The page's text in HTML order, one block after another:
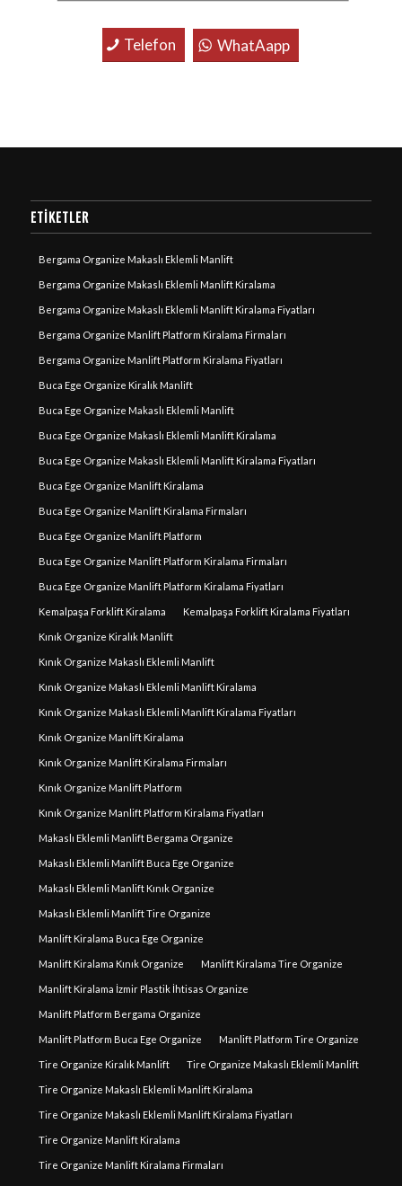
Telefon WhatAapp
ETIKETLER
Bergama Organize Makaslı Eklemli Manlift
Bergama Organize Makaslı Eklemli Manlift Kiralama
Bergama Organize Makaslı Eklemli Manlift Kiralama Fiyatları
Bergama Organize Manlift Platform Kiralama Firmaları
Bergama Organize Manlift Platform Kiralama Fiyatları
Buca Ege Organize Kiralık Manlift
Buca Ege Organize Makaslı Eklemli Manlift
Buca Ege Organize Makaslı Eklemli Manlift Kiralama
Buca Ege Organize Makaslı Eklemli Manlift Kiralama Fiyatları
Buca Ege Organize Manlift Kiralama
Buca Ege Organize Manlift Kiralama Firmaları
Buca Ege Organize Manlift Platform
Buca Ege Organize Manlift Platform Kiralama Firmaları
Buca Ege Organize Manlift Platform Kiralama Fiyatları
Kemalpaşa Forklift Kiralama Kemalpaşa Forklift Kiralama Fiyatları
Kınık Organize Kiralık Manlift
Kınık Organize Makaslı Eklemli Manlift
Kınık Organize Makaslı Eklemli Manlift Kiralama
Kınık Organize Makaslı Eklemli Manlift Kiralama Fiyatları
Kınık Organize Manlift Kiralama
Kınık Organize Manlift Kiralama Firmaları
Kınık Organize Manlift Platform
Kınık Organize Manlift Platform Kiralama Fiyatları
Makaslı Eklemli Manlift Bergama Organize
Makaslı Eklemli Manlift Buca Ege Organize
Makaslı Eklemli Manlift Kınık Organize
Makaslı Eklemli Manlift Tire Organize
Manlift Kiralama Buca Ege Organize
Manlift Kiralama Kınık Organize Manlift Kiralama Tire Organize
Manlift Kiralama İzmir Plastik İhtisas Organize
Manlift Platform Bergama Organize
Manlift Platform Buca Ege Organize Manlift Platform Tire Organize
Tire Organize Kiralık Manlift Tire Organize Makaslı Eklemli Manlift
Tire Organize Makaslı Eklemli Manlift Kiralama
Tire Organize Makaslı Eklemli Manlift Kiralama Fiyatları
Tire Organize Manlift Kiralama
Tire Organize Manlift Kiralama Firmaları